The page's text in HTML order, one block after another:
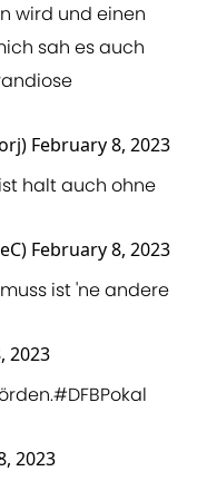
wird und einen
sah es auch
February 8, 2023
halt auch ohne
February 8, 2023
ist 'ne andere
2023
#DFBPokal
2023